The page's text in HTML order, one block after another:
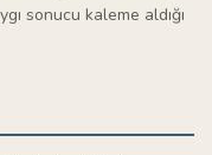
sonucu kaleme aldığı